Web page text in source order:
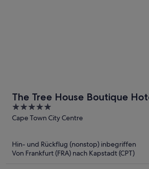
The Tree House Boutique
5
out
5
Cape Town City Centre
Hin- und Rückflug (nonstop) inbegriffen
Von Frankfurt (FRA) nach Kapstadt (CPT)